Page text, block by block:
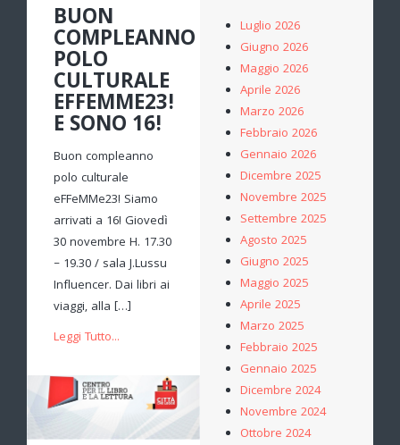
BUON
COMPLEANNO
POLO
CULTURALE
EFFEMME23!
E SONO 16!
Buon compleanno
polo culturale
eFFeMMe23! Siamo
arrivati a 16! Giovedì
30 novembre H. 17.30
– 19.30 / sala J.Lussu
Influencer. Dai libri ai
viaggi, alla […]
Leggi Tutto...
Luglio 2026
Giugno 2026
Maggio 2026
Aprile 2026
Marzo 2026
Febbraio 2026
Gennaio 2026
Dicembre 2025
Novembre 2025
Settembre 2025
Agosto 2025
Giugno 2025
Maggio 2025
Aprile 2025
Marzo 2025
Febbraio 2025
Gennaio 2025
Dicembre 2024
Novembre 2024
Ottobre 2024